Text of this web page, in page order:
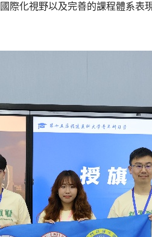
際化視野以及完善的課程體系表